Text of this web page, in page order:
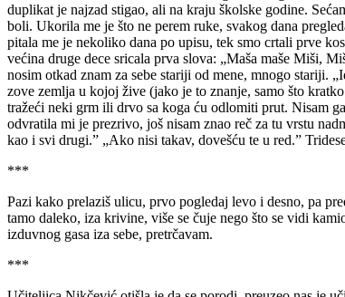
duplikat je najzad stigao, ali na kraju školske godine.
boli. Ukorila me je što ne perem ruke, svakog dana
pitala me je nekoliko dana po upisu, tek smo crtali prve
većina druge dece sricala prva slova: „Maša maše Miši,
nosim otkad znam za sebe stariji od mene, mnogo stariji.
zove zemlja u kojoj žive (jako je to znanje, samo što
tražeći neki grm ili drvo sa koga ću odlomiti prut. Nisam
odvratila mi je prezrivo, još nisam znao reč za tu vrstu
kao i svi drugi.” „Ako nisi takav, dovešću te u red.”
***
Pazi kako prelaziš ulicu, prvo pogledaj levo i desno, pa
tamo daleko, iza krivine, više se čuje nego što se vidi
izduvnog gasa iza sebe, pretrčavam.
***